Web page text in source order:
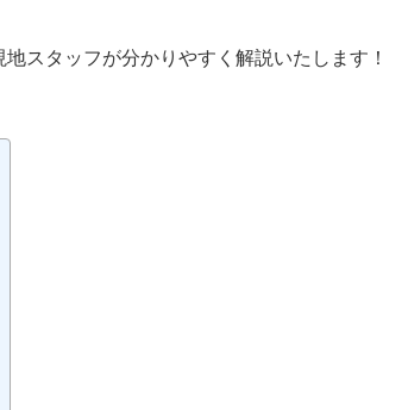
スタッフが分かりやすく解説いたします！